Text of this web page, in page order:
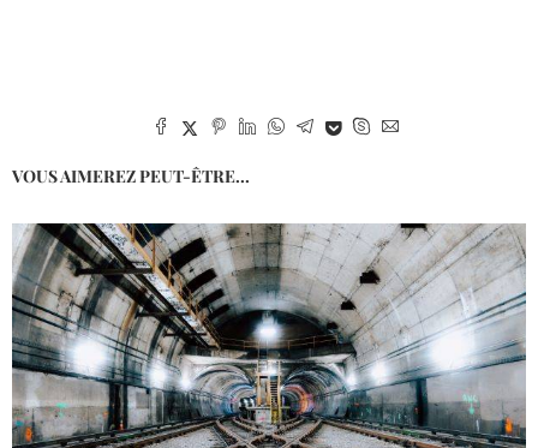
VOUS AIMEREZ PEUT-ÊTRE...